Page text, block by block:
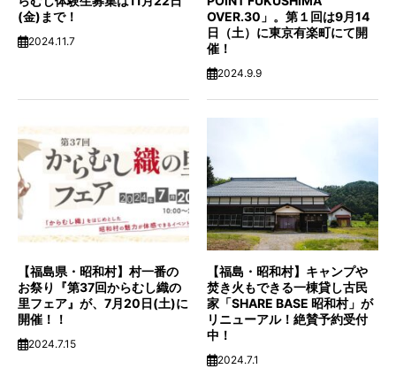
(金)まで！
2024.11.7
OVER.30」。第１回は9月14
日（土）に東京有楽町にて開
催！
2024.9.9
【福島県・昭和村】村一番の
お祭り『第37回からむし織の
里フェア』が、7月20日(土)に
開催！！
2024.7.15
【福島・昭和村】キャンプや
焚き火もできる一棟貸し古民
家「SHARE BASE 昭和村」が
リニューアル！絶賛予約受付
中！
2024.7.1